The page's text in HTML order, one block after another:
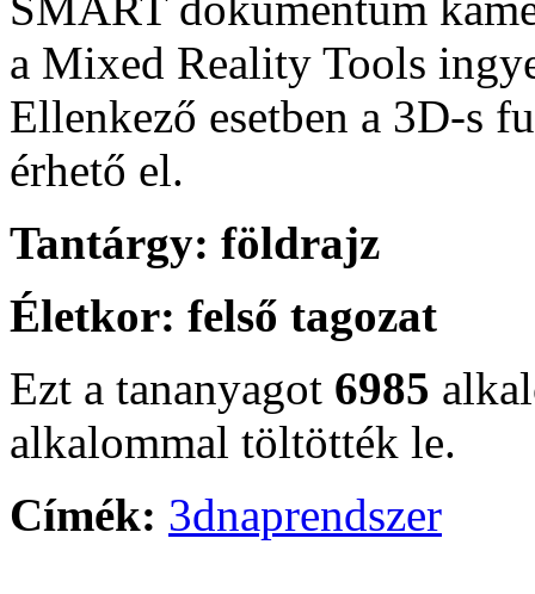
a Mixed Reality Tools
Ellenkező esetben a 3D-s
érhető el.
Tantárgy: földrajz
Életkor: felső tagozat
Ezt a tananyagot 6985
alkalommal töltötték le.
Címék: 3dnaprendszer